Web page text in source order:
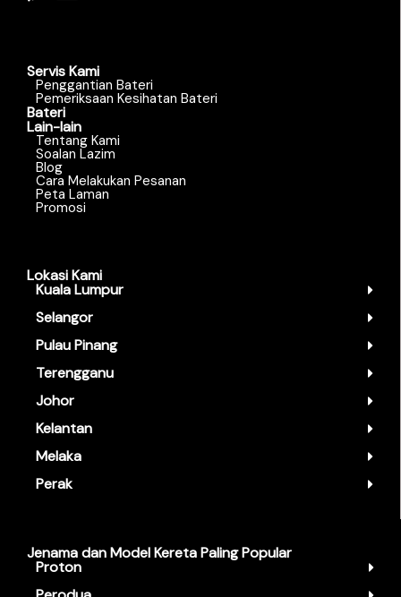
Servis Kami
Penggantian Bateri
Pemeriksaan Kesihatan Bateri
Bateri
Lain-lain
Tentang Kami
Soalan Lazim
Blog
Cara Melakukan Pesanan
Peta Laman
Promosi
Lokasi Kami
Kuala Lumpur
Selangor
Pulau Pinang
Terengganu
Johor
Kelantan
Melaka
Perak
Jenama dan Model Kereta Paling Popular
Proton